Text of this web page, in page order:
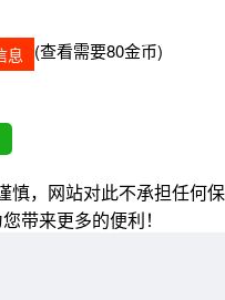
息 (查看需要80金币)
慎，网站对此不承担任何保
带来更多的便利！